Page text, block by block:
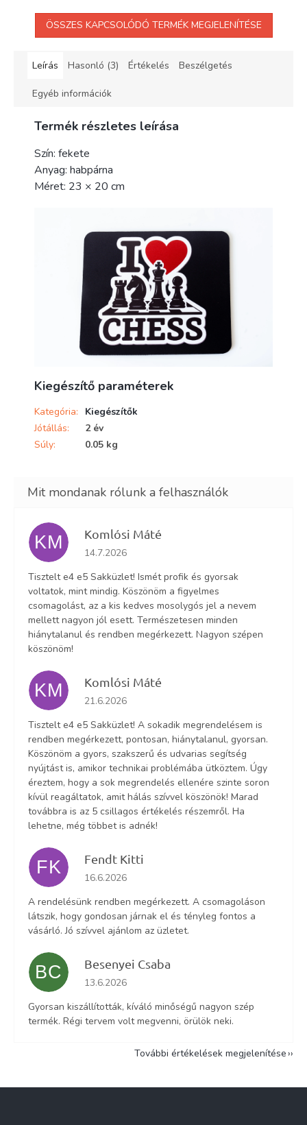
ÖSSZES KAPCSOLÓDÓ TERMÉK MEGJELENÍTÉSE
Leírás Hasonló (3) Értékelés Beszélgetés
Egyéb információk
Termék részletes leírása
Szín: fekete
Anyag: habpárna
Méret: 23 × 20 cm
Kiegészítő paraméterek
Kategória:
Kiegészítők
Jótállás:
2 év
Súly: 0.05 kg
KM Komlósi Máté
Az áruház értékelése 5-ből 5 csillag.
14.7.2026
Tisztelt e4 e5 Sakküzlet! Ismét profik és gyorsak
voltatok, mint mindig. Köszönöm a figyelmes
csomagolást, az a kis kedves mosolygós jel a nevem
mellett nagyon jól esett. Természetesen minden
hiánytalanul és rendben megérkezett. Nagyon szépen
köszönöm!
KM Komlósi Máté
Az áruház értékelése 5-ből 5 csillag.
21.6.2026
Tisztelt e4 e5 Sakküzlet! A sokadik megrendelésem is
rendben megérkezett, pontosan, hiánytalanul, gyorsan.
Köszönöm a gyors, szakszerű és udvarias segítség
nyújtást is, amikor technikai problémába ütköztem. Úgy
éreztem, hogy a sok megrendelés ellenére szinte soron
kívül reagáltatok, amit hálás szívvel köszönök! Marad
továbbra is az 5 csillagos értékelés részemről. Ha
lehetne, még többet is adnék!
FK Fendt Kitti
Az áruház értékelése 5-ből 5 csillag.
16.6.2026
A rendelésünk rendben megérkezett. A csomagoláson
látszik, hogy gondosan járnak el és tényleg fontos a
vásárló. Jó szívvel ajánlom az üzletet.
BC Besenyei Csaba
Az áruház értékelése 5-ből 5 csillag.
13.6.2026
Gyorsan kiszállították, kíváló minőségű nagyon szép
termék. Régi tervem volt megvenni, örülök neki.
További értékelések megjelenítése